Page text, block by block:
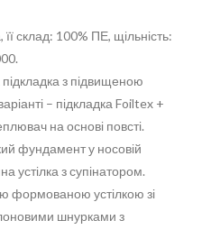
склад: 100% ПЕ, щільність:
підкладка з підвищеною
– підкладка Foiltex +
на основі повсті.
фундамент у носовій
устілка з супінатором.
формованою устілкою зі
шнурками з